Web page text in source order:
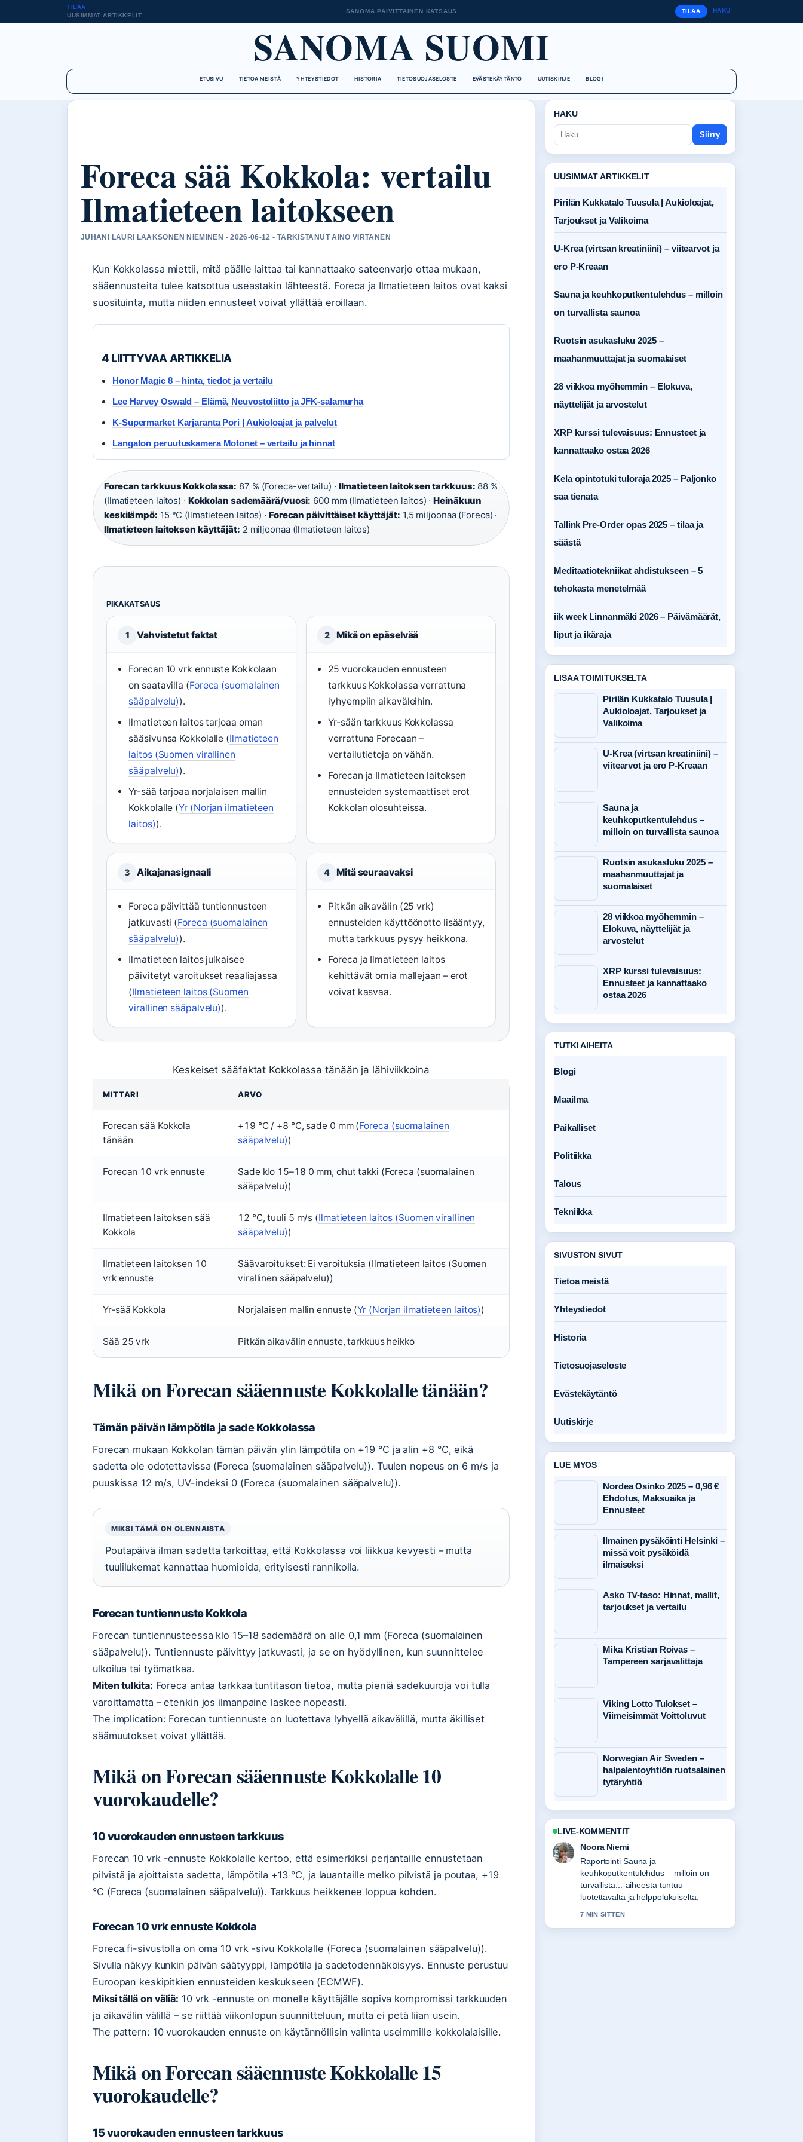
TILAA
UUSIMMAT ARTIKKELIT
SANOMA PAIVITTAINEN KATSAUS TILAA HAKU
SANOMA SUOMI
ETUSIVU TIETOA MEISTÄ YHTEYSTIEDOT HISTORIA TIETOSUOJASELOSTE EVÄSTEKÄYTÄNTÖ UUTISKIRJE BLOGI
Foreca sää Kokkola: vertailu
Ilmatieteen laitokseen
JUHANI LAURI LAAKSONEN NIEMINEN • 2026-06-12 • TARKISTANUT AINO VIRTANEN
Kun Kokkolassa miettii, mitä päälle laittaa tai kannattaako sateenvarjo ottaa mukaan,
sääennusteita tulee katsottua useastakin lähteestä. Foreca ja Ilmatieteen laitos ovat kaksi
suosituinta, mutta niiden ennusteet voivat yllättää eroillaan.
4 LIITTYVAA ARTIKKELIA
Honor Magic 8 – hinta, tiedot ja vertailu
Lee Harvey Oswald – Elämä, Neuvostoliitto ja JFK-salamurha
K-Supermarket Karjaranta Pori | Aukioloajat ja palvelut
Langaton peruutuskamera Motonet – vertailu ja hinnat
Forecan tarkkuus Kokkolassa: 87 % (Foreca-vertailu) · Ilmatieteen laitoksen tarkkuus: 88 %
(Ilmatieteen laitos) · Kokkolan sademäärä/vuosi: 600 mm (Ilmatieteen laitos) ·Heinäkuun
keskilämpö: 15 °C (Ilmatieteen laitos) · Forecan päivittäiset käyttäjät: 1,5 miljoonaa (Foreca) ·
Ilmatieteen laitoksen käyttäjät: 2 miljoonaa (Ilmatieteen laitos)
PIKAKATSAUS
1 Vahvistetut faktat
Forecan 10 vrk ennuste Kokkolaan
on saatavilla (Foreca (suomalainen
sääpalvelu)).
Ilmatieteen laitos tarjoaa oman
sääsivunsa Kokkolalle (Ilmatieteen
laitos (Suomen virallinen
sääpalvelu)).
Yr-sää tarjoaa norjalaisen mallin
Kokkolalle (Yr (Norjan ilmatieteen
laitos)).
2 Mikä on epäselvää
25 vuorokauden ennusteen
tarkkuus Kokkolassa verrattuna
lyhyempiin aikaväleihin.
Yr-sään tarkkuus Kokkolassa
verrattuna Forecaan –
vertailutietoja on vähän.
Forecan ja Ilmatieteen laitoksen
ennusteiden systemaattiset erot
Kokkolan olosuhteissa.
3 Aikajanasignaali
Foreca päivittää tuntiennusteen
jatkuvasti (Foreca (suomalainen
sääpalvelu)).
Ilmatieteen laitos julkaisee
päivitetyt varoitukset reaaliajassa
(Ilmatieteen laitos (Suomen
virallinen sääpalvelu)).
4 Mitä seuraavaksi
Pitkän aikavälin (25 vrk)
ennusteiden käyttöönotto lisääntyy,
mutta tarkkuus pysyy heikkona.
Foreca ja Ilmatieteen laitos
kehittävät omia mallejaan – erot
voivat kasvaa.
Keskeiset sääfaktat Kokkolassa tänään ja lähiviikkoina
MITTARI ARVO
Forecan sää Kokkola
tänään
+19 °C / +8 °C, sade 0 mm (Foreca (suomalainen
sääpalvelu))
Forecan 10 vrk ennuste
Sade klo 15–18 0 mm, ohut takki (Foreca (suomalainen
sääpalvelu))
Ilmatieteen laitoksen sää
Kokkola
12 °C, tuuli 5 m/s (Ilmatieteen laitos (Suomen virallinen
sääpalvelu))
Ilmatieteen laitoksen 10
vrk ennuste
Säävaroitukset: Ei varoituksia (Ilmatieteen laitos (Suomen
virallinen sääpalvelu))
Yr-sää Kokkola Norjalaisen mallin ennuste (Yr (Norjan ilmatieteen laitos))
Sää 25 vrk Pitkän aikavälin ennuste, tarkkuus heikko
Mikä on Forecan sääennuste Kokkolalle tänään?
Tämän päivän lämpötila ja sade Kokkolassa
Forecan mukaan Kokkolan tämän päivän ylin lämpötila on +19 °C ja alin +8 °C, eikä
sadetta ole odotettavissa (Foreca (suomalainen sääpalvelu)). Tuulen nopeus on 6 m/s ja
puuskissa 12 m/s, UV-indeksi 0 (Foreca (suomalainen sääpalvelu)).
MIKSI TÄMÄ ON OLENNAISTA
Poutapäivä ilman sadetta tarkoittaa, että Kokkolassa voi liikkua kevyesti – mutta
tuulilukemat kannattaa huomioida, erityisesti rannikolla.
Forecan tuntiennuste Kokkola
Forecan tuntiennusteessa klo 15–18 sademäärä on alle 0,1 mm (Foreca (suomalainen
sääpalvelu)). Tuntiennuste päivittyy jatkuvasti, ja se on hyödyllinen, kun suunnittelee
ulkoilua tai työmatkaa.
Miten tulkita: Foreca antaa tarkkaa tuntitason tietoa, mutta pieniä sadekuuroja voi tulla
varoittamatta – etenkin jos ilmanpaine laskee nopeasti.
The implication: Forecan tuntiennuste on luotettava lyhyellä aikavälillä, mutta äkilliset
säämuutokset voivat yllättää.
Mikä on Forecan sääennuste Kokkolalle 10
vuorokaudelle?
10 vuorokauden ennusteen tarkkuus
Forecan 10 vrk -ennuste Kokkolalle kertoo, että esimerkiksi perjantaille ennustetaan
pilvistä ja ajoittaista sadetta, lämpötila +13 °C, ja lauantaille melko pilvistä ja poutaa, +19
°C (Foreca (suomalainen sääpalvelu)). Tarkkuus heikkenee loppua kohden.
Forecan 10 vrk ennuste Kokkola
Foreca.fi-sivustolla on oma 10 vrk -sivu Kokkolalle (Foreca (suomalainen sääpalvelu)).
Sivulla näkyy kunkin päivän säätyyppi, lämpötila ja sadetodennäköisyys. Ennuste perustuu
Euroopan keskipitkien ennusteiden keskukseen (ECMWF).
Miksi tällä on väliä: 10 vrk -ennuste on monelle käyttäjälle sopiva kompromissi tarkkuuden
ja aikavälin välillä – se riittää viikonlopun suunnitteluun, mutta ei petä liian usein.
The pattern: 10 vuorokauden ennuste on käytännöllisin valinta useimmille kokkolalaisille.
Mikä on Forecan sääennuste Kokkolalle 15
vuorokaudelle?
15 vuorokauden ennusteen tarkkuus
HAKU
Siirry
UUSIMMAT ARTIKKELIT
Pirilän Kukkatalo Tuusula | Aukioloajat,
Tarjoukset ja Valikoima
U-Krea (virtsan kreatiniini) – viitearvot ja
ero P-Kreaan
Sauna ja keuhkoputkentulehdus – milloin
on turvallista saunoa
Ruotsin asukasluku 2025 –
maahanmuuttajat ja suomalaiset
28 viikkoa myöhemmin – Elokuva,
näyttelijät ja arvostelut
XRP kurssi tulevaisuus: Ennusteet ja
kannattaako ostaa 2026
Kela opintotuki tuloraja 2025 – Paljonko
saa tienata
Tallink Pre-Order opas 2025 – tilaa ja
säästä
Meditaatiotekniikat ahdistukseen – 5
tehokasta menetelmää
iik week Linnanmäki 2026 – Päivämäärät,
liput ja ikäraja
LISAA TOIMITUKSELTA
Pirilän Kukkatalo Tuusula |
Aukioloajat, Tarjoukset ja
Valikoima
U-Krea (virtsan kreatiniini) –
viitearvot ja ero P-Kreaan
Sauna ja
keuhkoputkentulehdus –
milloin on turvallista saunoa
Ruotsin asukasluku 2025 –
maahanmuuttajat ja
suomalaiset
28 viikkoa myöhemmin –
Elokuva, näyttelijät ja
arvostelut
XRP kurssi tulevaisuus:
Ennusteet ja kannattaako
ostaa 2026
TUTKI AIHEITA
Blogi
Maailma
Paikalliset
Politiikka
Talous
Tekniikka
SIVUSTON SIVUT
Tietoa meistä
Yhteystiedot
Historia
Tietosuojaseloste
Evästekäytäntö
Uutiskirje
LUE MYOS
Nordea Osinko 2025 – 0,96 €
Ehdotus, Maksuaika ja
Ennusteet
Ilmainen pysäköinti Helsinki –
missä voit pysäköidä
ilmaiseksi
Asko TV-taso: Hinnat, mallit,
tarjoukset ja vertailu
Mika Kristian Roivas –
Tampereen sarjavalittaja
Viking Lotto Tulokset –
Viimeisimmät Voittoluvut
Norwegian Air Sweden –
halpalentoyhtiön ruotsalainen
tytäryhtiö
LIVE-KOMMENTIT
Oskari Lehtinen
Vahvaa tarkistustyota liittyen Pirilän
Kukkatalo Tuusula | Aukioloajat,
Tarjoukset ja.... Useampien medioiden
tulisi kirjoittaa nain.
9 MIN SITTEN